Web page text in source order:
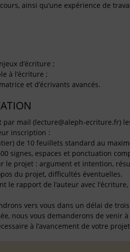
ainsi qu’une expérience de
d’écriture ;
à l’écriture ;
et d’écrivants avancés.
par mail (lecture@aleph-ecriture.fr)
inscription :
de 10 feuillets standard au
signes, espaces et ponctuation
le projet : argument et intention,
du projet, difficultés éventuelles.
le rapport de l’auteur avec
vers vous dans un délai de
nous vous demanderons de venir à
à l’avancement de votre